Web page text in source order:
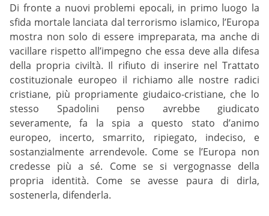
Di fronte a nuovi problemi epocali, in primo luogo la
sfida mortale lanciata dal terrorismo islamico, l’Europa
mostra non solo di essere impreparata, ma anche di
vacillare rispetto all’impegno che essa deve alla difesa
della propria civiltà. Il rifiuto di inserire nel Trattato
costituzionale europeo il richiamo alle nostre radici
cristiane, più propriamente giudaico-cristiane, che lo
stesso Spadolini penso avrebbe giudicato
severamente, fa la spia a questo stato d’animo
europeo, incerto, smarrito, ripiegato, indeciso, e
sostanzialmente arrendevole. Come se l’Europa non
credesse più a sé. Come se si vergognasse della
propria identità. Come se avesse paura di dirla,
sostenerla, difenderla.